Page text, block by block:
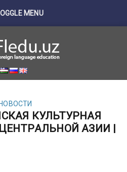
MENU
НОВОСТИ
КУЛЬТУРНАЯ
АЗИИ |